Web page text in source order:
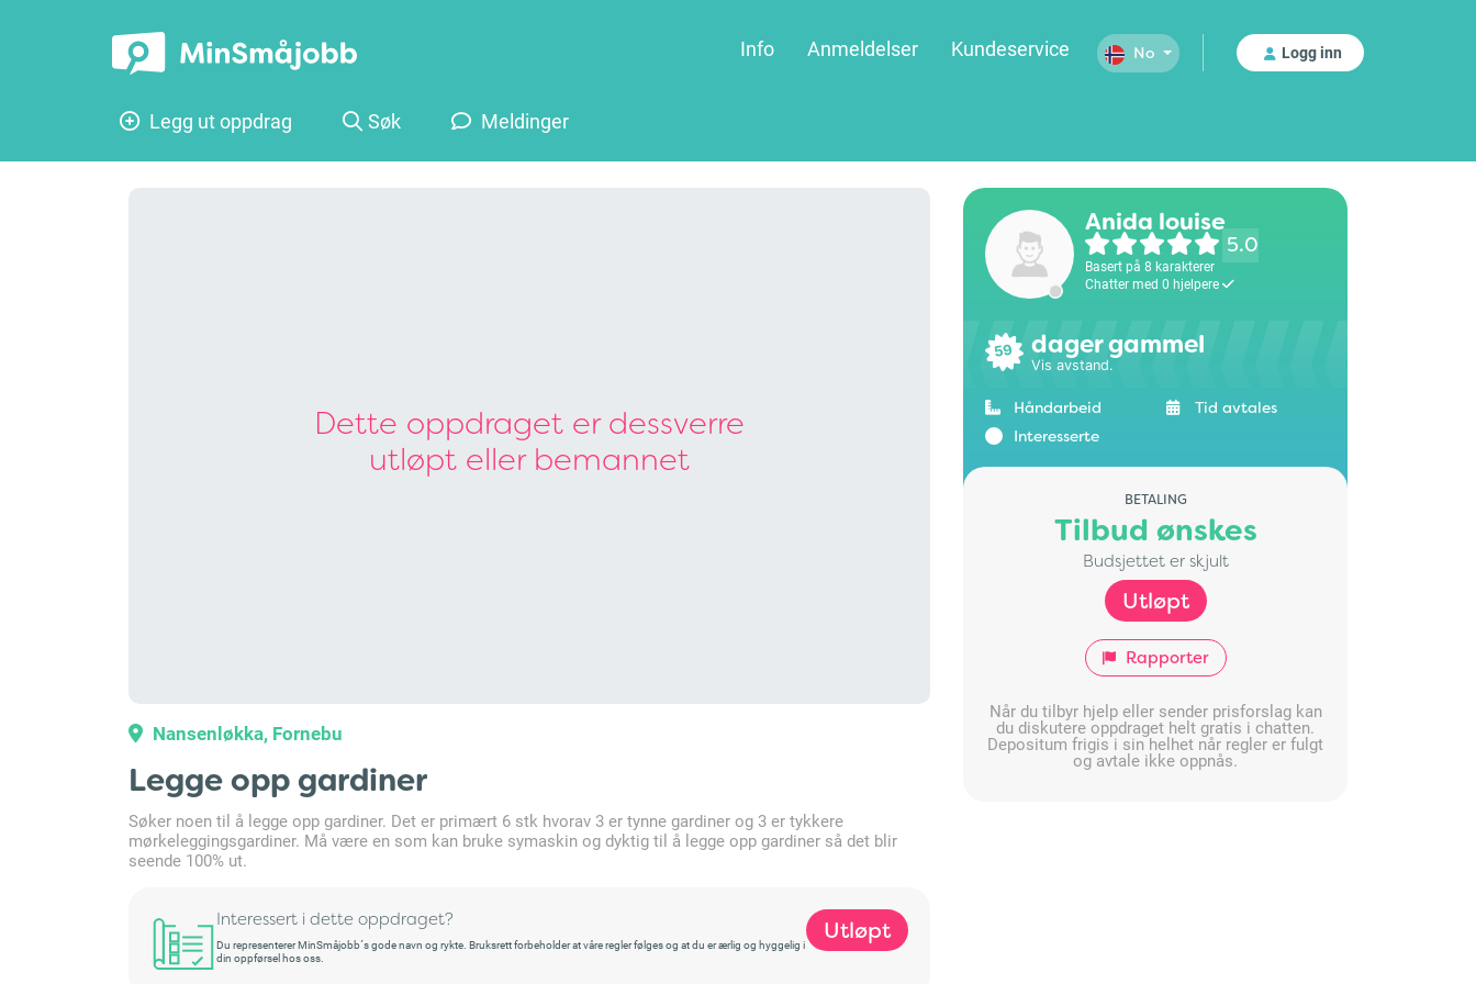
Info Anmeldelser Kundeservice No Logg inn
Legg ut oppdrag Søk Meldinger
Dette oppdraget er dessverre
utløpt eller bemannet
Nansenløkka, Fornebu
Legge opp gardiner
Søker noen til å legge opp gardiner. Det er primært 6 stk hvorav 3 er tynne gardiner og 3 er tykkere
mørkeleggingsgardiner. Må være en som kan bruke symaskin og dyktig til å legge opp gardiner så det blir
seende 100% ut.
Interessert i dette oppdraget?
Du representerer MinSmåjobb´s gode navn og rykte. Bruksrett forbeholder at våre regler følges og at du er ærlig og hyggelig i
din oppførsel hos oss.
Utløpt
Anida louise
5.0
Basert på 8 karakterer
Chatter med 0 hjelpere
59 dager gammel
Vis avstand.
Håndarbeid
Tid avtales
Interesserte
BETALING
Tilbud ønskes
Budsjettet er skjult
Utløpt
Rapporter
Når du tilbyr hjelp eller sender prisforslag kan
du diskutere oppdraget helt gratis i chatten.
Depositum frigis i sin helhet når regler er fulgt
og avtale ikke oppnås.